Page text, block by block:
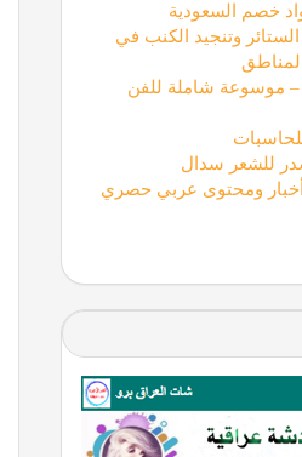
خصم السعودية
وتنجيد الكنب في
– موسوعة شاملة للفن
للحاسبات
للشعر سدال
ومحتوى عربي حصري